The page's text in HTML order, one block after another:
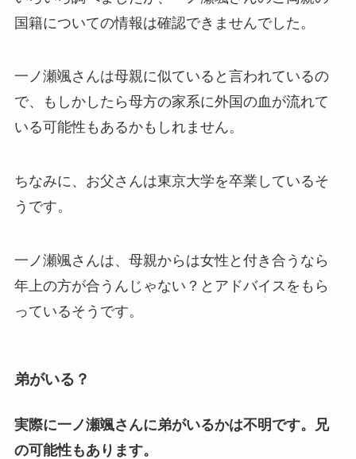
国籍についての情報は確認できませんでした。
一ノ瀬颯さんは母親に似ていると言われているの
で、もしかしたら母方の家系に外国の血が流れて
いる可能性もあるかもしれません。
ちなみに、お父さんは東京大学を卒業しているそ
うです。
一ノ瀬颯さんは、母親からは女性と付き合うなら
年上の方が合うんじゃない？とアドバイスをもら
っているそうです。
弟がいる？
実際に一ノ瀬颯さんに弟がいるかは不明です。兄
の可能性もあります。